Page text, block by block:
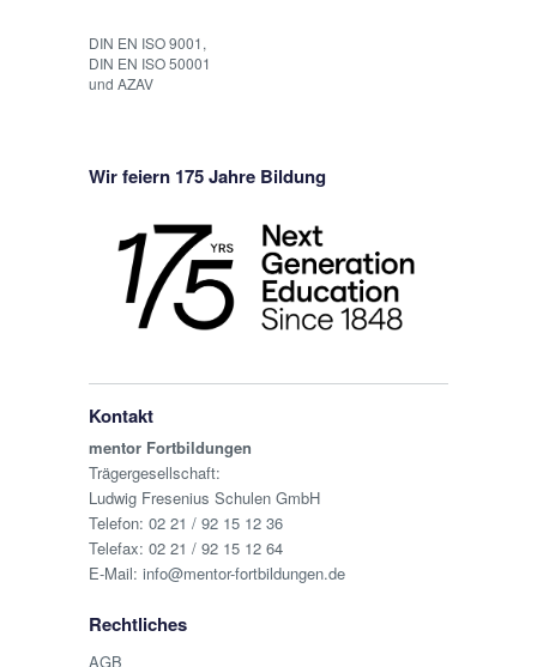
DIN EN ISO 9001,
DIN EN ISO 50001
und AZAV
Wir feiern 175 Jahre Bildung
Kontakt
mentor Fortbildungen
Trägergesellschaft:
Ludwig Fresenius Schulen GmbH
Telefon: 02 21 / 92 15 12 36
Telefax: 02 21 / 92 15 12 64
E-Mail: info@mentor-fortbildungen.de
Rechtliches
AGB